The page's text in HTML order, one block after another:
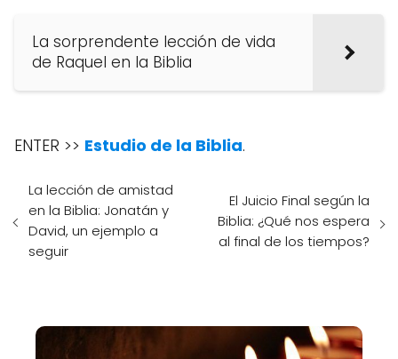
La sorprendente lección de vida
de Raquel en la Biblia
ENTER >> Estudio de la Biblia.
La lección de amistad
en la Biblia: Jonatán y
David, un ejemplo a
seguir
El Juicio Final según la
Biblia: ¿Qué nos espera
al final de los tiempos?